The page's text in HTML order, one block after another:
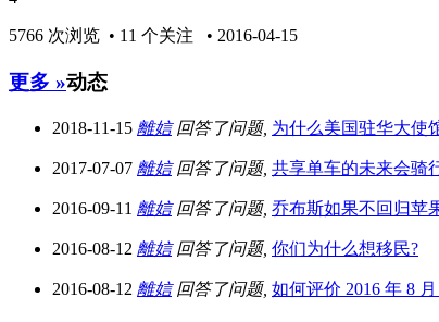
5766 次浏览 • 11 个关注 • 2016-04-15
更多 »动态
2018-11-15 離娮回答了问题, 为什么美国驻华大使
2017-07-07 離娮回答了问题, 共享单车的未来会骑
2016-09-11 離娮回答了问题, 乔布斯如果不回归苹
2016-08-12 離娮回答了问题, 你们为什么想移民?
2016-08-12 離娮回答了问题, 如何评价 2016 年 8